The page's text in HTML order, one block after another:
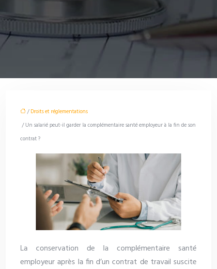
/Droits et réglementations
/ Un salarié peut-il garder la complémentaire santé employeur à la fin de son
contrat ?
La conservation de la complémentaire santé
employeur après la fin d’un contrat de travail suscite